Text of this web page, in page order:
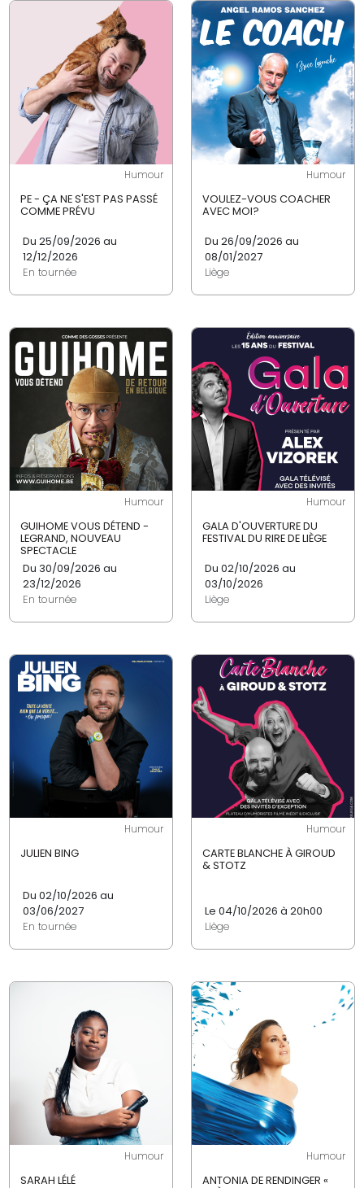
Humour
PE - ÇA NE S'EST PAS PASSÉ
COMME PRÉVU
Du 25/09/2026 au
12/12/2026
En tournée
Humour
VOULEZ-VOUS COACHER
AVEC MOI?
Du 26/09/2026 au
08/01/2027
Liège
Humour
GUIHOME VOUS DÉTEND -
LEGRAND, NOUVEAU
SPECTACLE
Du 30/09/2026 au
23/12/2026
En tournée
Humour
GALA D'OUVERTURE DU
FESTIVAL DU RIRE DE LIÈGE
Du 02/10/2026 au
03/10/2026
Liège
Humour
JULIEN BING
Du 02/10/2026 au
03/06/2027
En tournée
Humour
CARTE BLANCHE À GIROUD
& STOTZ
Le 04/10/2026 à 20h00
Liège
Humour
SARAH LÉLÉ
Humour
ANTONIA DE RENDINGER «